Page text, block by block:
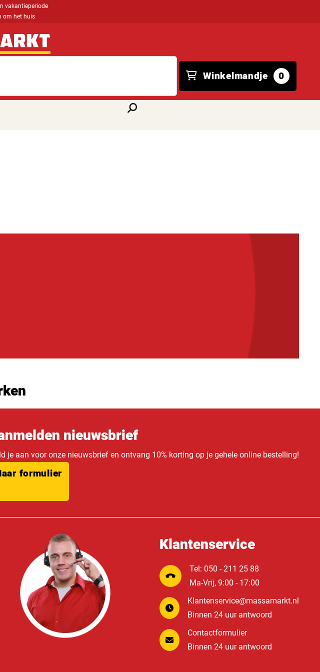
vakantieperiode
om het huis
Winkelmandje 0
nieuwsbrief
je aan voor onze nieuwsbrief en ontvang 10% korting op je gehele online bestelling!
formulier
Klantenservice
Tel: 050 - 211 25 88
Ma-Vrij, 9:00 - 17:00
Klantenservice@massamarkt.nl
Binnen 24 uur antwoord
Contactformulier
Binnen 24 uur antwoord